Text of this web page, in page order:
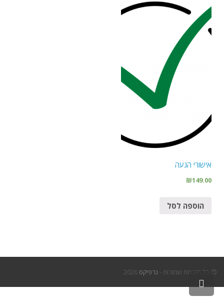
אישורי הגעה
₪149.00
הוספה לסל
כל הזכויות שמורות - גרפיקס
גלילה
לראש